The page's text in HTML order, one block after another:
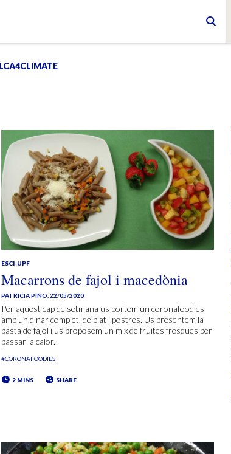
LCA4CLIMATE
ESCI-UPF
Macarrons de fajol i macedònia
PATRICIA PINO 22/05/2020
Per aquest cap de setmana us portem un coronafoodies
amb un dinar complet, de plat i postres. Us presentem la
pasta de fajol i us proposem un mix de fruites fresques per
passar la calor.
#CORONAFOODIES
2 MINS SHARE